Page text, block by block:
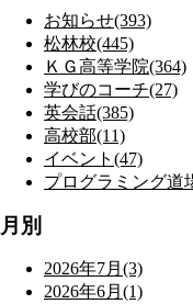
お知らせ(393)
松林校(445)
ＫＧ高等学院(364)
学びのコーチ(27)
英会話(385)
高校部(11)
イベント(47)
プログラミング道
月別
2026年7月(3)
2026年6月(1)